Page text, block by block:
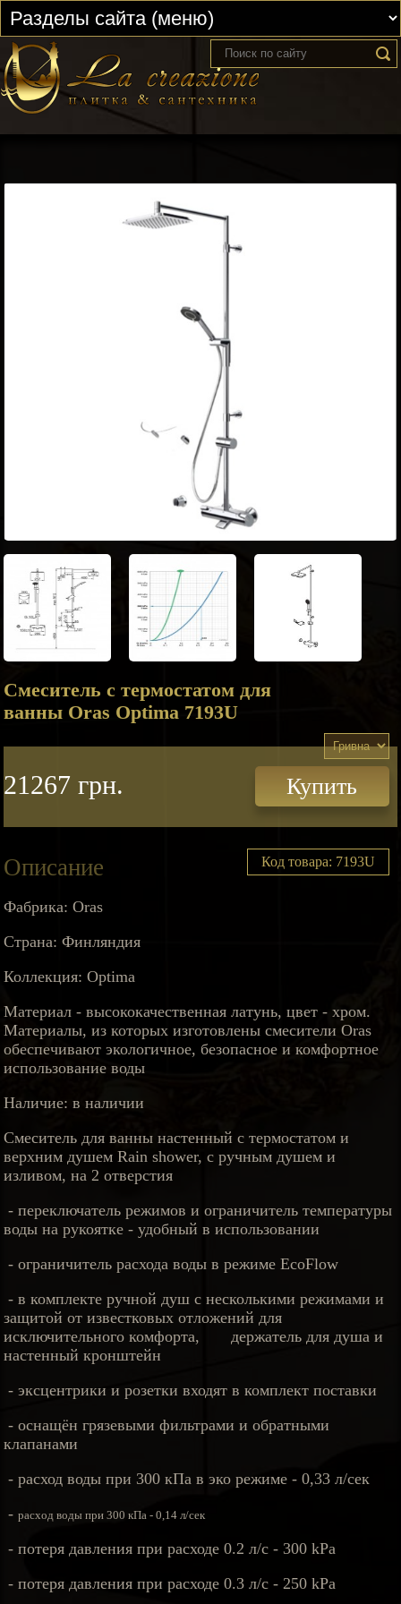
Смеситель с термостатом для
ванны Oras Optima 7193U
21267 грн. Купить
Описание Код товара: 7193U
Фабрика: Oras
Страна: Финляндия
Коллекция: Optima
Материал - высококачественная латунь, цвет - хром.
Материалы, из которых изготовлены смесители Oras
обеспечивают экологичное, безопасное и комфортное
использование воды
Наличие: в наличии
Смеситель для ванны настенный с термостатом и
верхним душем Rain shower, с ручным душем и
изливом, на 2 отверстия
- переключатель режимов и ограничитель температуры
воды на рукоятке - удобный в использовании
- ограничитель расхода воды в режиме EcoFlow
- в комплекте ручной душ с несколькими режимами и
защитой от известковых отложений для
исключительного комфорта, держатель для душа и
настенный кронштейн
- эксцентрики и розетки входят в комплект поставки
- оснащён грязевыми фильтрами и обратными
клапанами
- расход воды при 300 кПа в эко режиме - 0,33 л/сек
-расход воды при 300 кПа - 0,14 л/сек
- потеря давления при расходе 0.2 л/с - 300 kPa
- потеря давления при расходе 0.3 л/с - 250 kPa